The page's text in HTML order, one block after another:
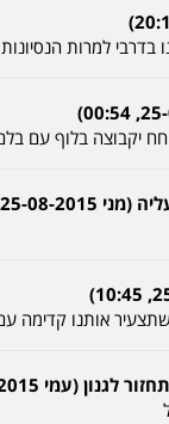
למרות
יקבוצה בלוף עם
09:07)
שתצעיר אותנו